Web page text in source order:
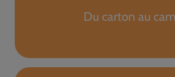
Du carton au